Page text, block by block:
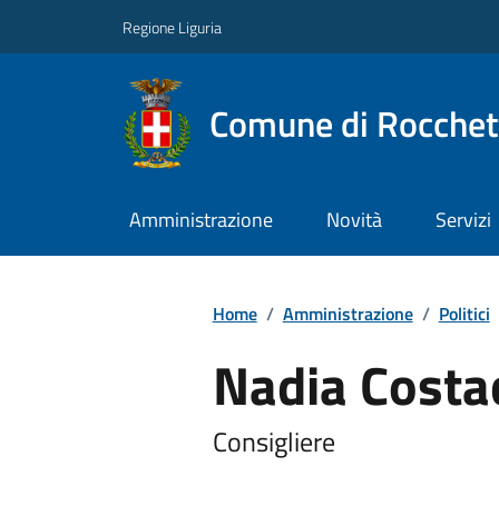
Regione Liguria
Comune di
Amministrazione Novità Servizi
Home / Amministrazione / Politici
Nadia
Consigliere